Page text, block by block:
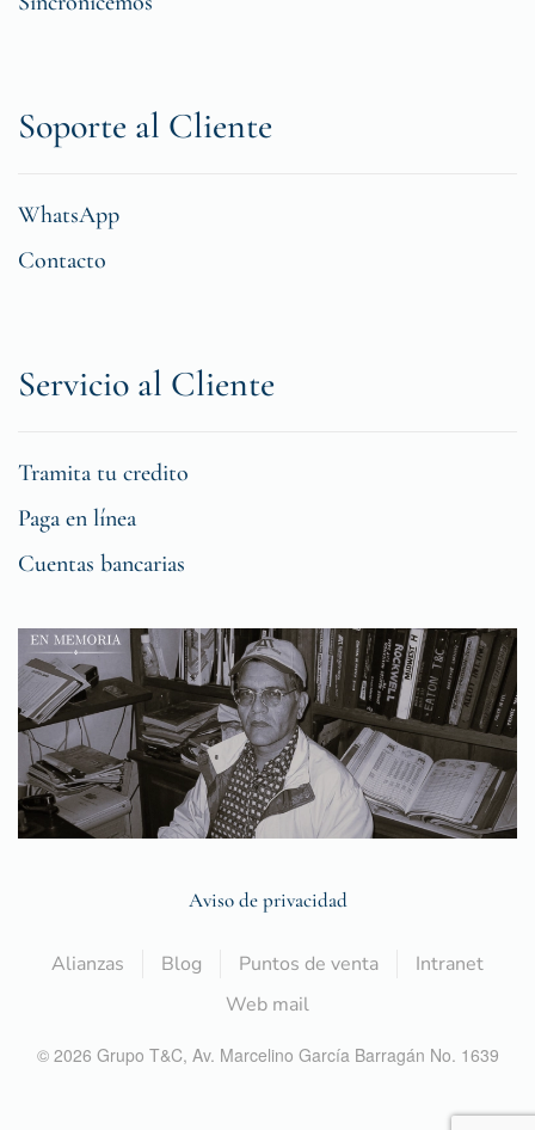
Soporte al Cliente
WhatsApp
Contacto
Servicio al Cliente
Tramita tu credito
Paga en línea
Cuentas bancarias
Aviso de privacidad
Alianzas Blog Puntos de venta
Intranet
Web mail
© 2026 Grupo T&C, Av. Marcelino García Barragán No. 1639